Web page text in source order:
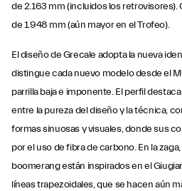
de 2.163 mm (incluidos los retrovisores).
de 1.948 mm (aún mayor en el Trofeo).
El diseño de Grecale adopta la nueva
distingue cada nuevo modelo desde el
parrilla baja e imponente. El perfil
entre la pureza del diseño y la técnica,
formas sinuosas y visuales, donde sus
por el uso de fibra de carbono. En la
boomerang están inspirados en el
líneas trapezoidales, que se hacen aún